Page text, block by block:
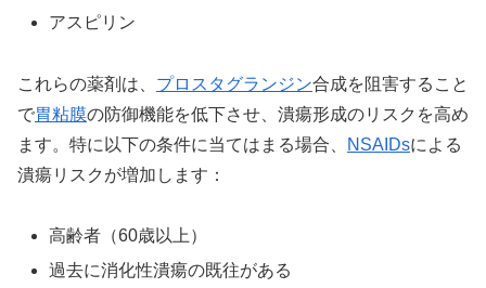
アスピリン
これらの薬剤は、 プロスタグランジン合成を阻害すること
で胃粘膜の防御機能を低下させ、潰瘍形成のリスクを高め
ます。特に以下の条件に当てはまる場合、
NSAIDsによる
潰瘍リスクが増加します：
高齢者（60歳以上）
過去に消化性潰瘍の既往がある